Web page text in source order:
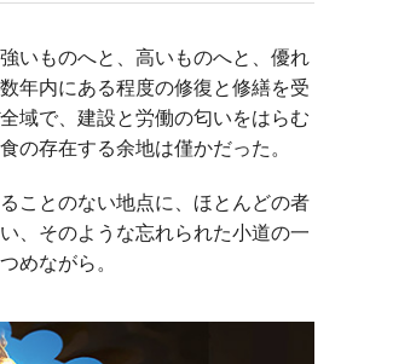
いものへと、高いものへと、優れ
年内にある程度の修復と修繕を受
域で、建設と労働の匂いをはらむ
存在する余地は僅かだった。
ことのない地点に、ほとんどの者
、そのような忘れられた小道の一
めながら。